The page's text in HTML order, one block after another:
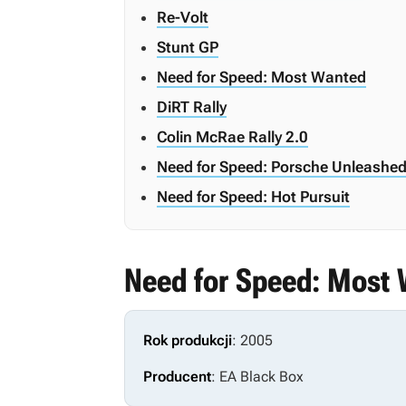
Re-Volt
Stunt GP
Need for Speed: Most Wanted
DiRT Rally
Colin McRae Rally 2.0
Need for Speed: Porsche Unleashed
Need for Speed: Hot Pursuit
Need for Speed: Most
Rok produkcji: 2005
Producent: EA Black Box